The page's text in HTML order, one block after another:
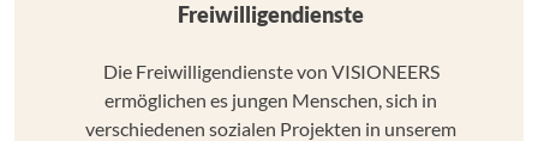
Freiwilligendienste
Die Freiwilligendienste von VISIONEERS
ermöglichen es jungen Menschen, sich in
verschiedenen sozialen Projekten in unserem